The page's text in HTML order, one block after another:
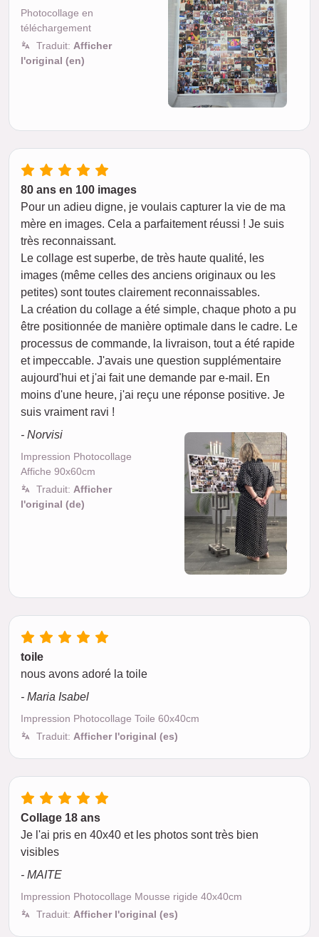
Photocollage en
téléchargement
Traduit: Afficher
l'original (en)
80 ans en 100 images
Pour un adieu digne, je voulais capturer la vie de ma
mère en images. Cela a parfaitement réussi ! Je suis
très reconnaissant.
Le collage est superbe, de très haute qualité, les
images (même celles des anciens originaux ou les
petites) sont toutes clairement reconnaissables.
La création du collage a été simple, chaque photo a pu
être positionnée de manière optimale dans le cadre. Le
processus de commande, la livraison, tout a été rapide
et impeccable. J'avais une question supplémentaire
aujourd'hui et j'ai fait une demande par e-mail. En
moins d'une heure, j'ai reçu une réponse positive. Je
suis vraiment ravi !
- Norvisi
Impression Photocollage
Affiche 90x60cm
Traduit: Afficher
l'original (de)
toile
nous avons adoré la toile
- Maria Isabel
Impression Photocollage Toile 60x40cm
Traduit: Afficher l'original (es)
Collage 18 ans
Je l'ai pris en 40x40 et les photos sont très bien
visibles
- MAITE
Impression Photocollage Mousse rigide 40x40cm
Traduit: Afficher l'original (es)